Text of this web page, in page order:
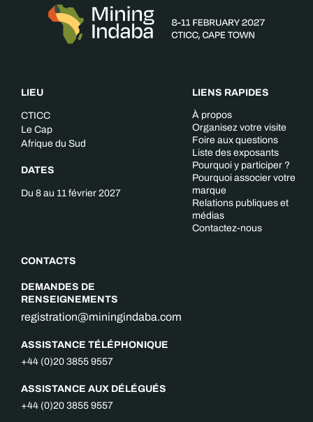
LIEU
CTICC
Le Cap
Afrique du Sud
DATES
Du 8 au 11 février 2027
CONTACTS
DEMANDES DE
RENSEIGNEMENTS
registration@miningindaba.com
ASSISTANCE TÉLÉPHONIQUE
+44 (0)20 3855 9557
ASSISTANCE AUX DÉLÉGUÉS
+44 (0)20 3855 9557
LIENS RAPIDES
À propos
Organisez votre visite
Foire aux questions
Liste des exposants
Pourquoi y participer ?
Pourquoi associer votre
marque
Relations publiques et
médias
Contactez-nous